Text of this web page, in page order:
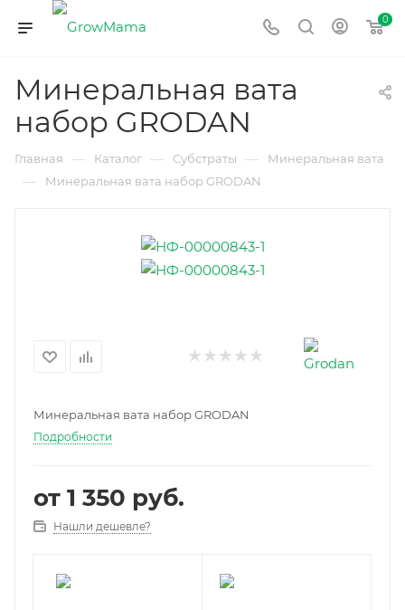
0
Минеральная вата
набор GRODAN
Главная — Каталог — Субстраты — Минеральная вата
— Минеральная вата набор GRODAN
Минеральная вата набор GRODAN
Подробности
от 1 350 руб.
Нашли дешевле?